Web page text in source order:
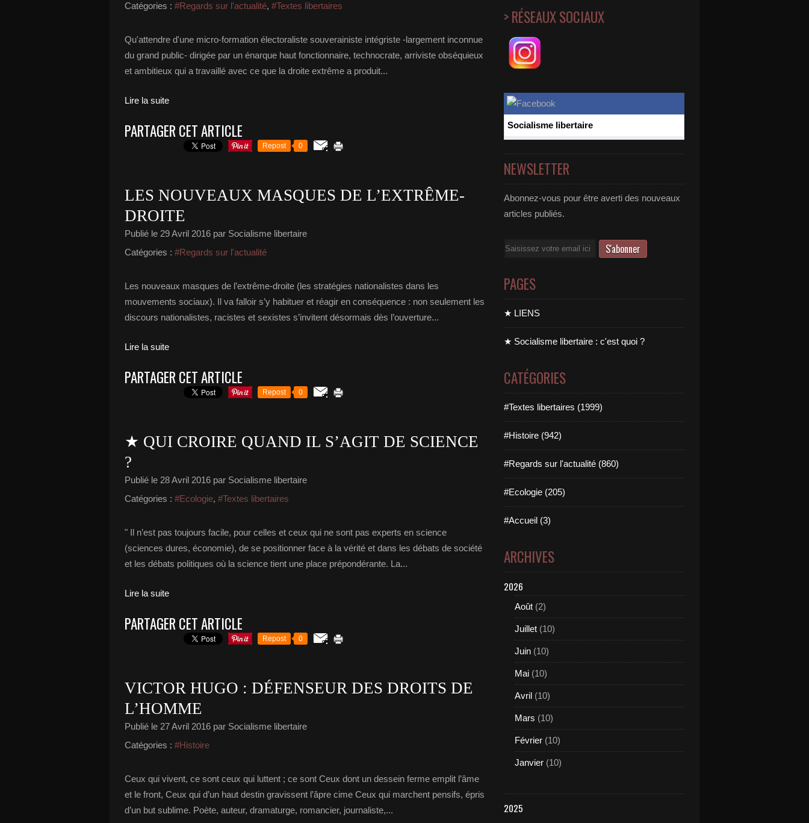
Catégories : #Regards sur l'actualité, #Textes libertaires
Qu'attendre d'une micro-formation électoraliste souverainiste intégriste -largement inconnue
du grand public- dirigée par un énarque haut fonctionnaire, technocrate, arriviste obséquieux
et ambitieux qui a travaillé avec ce que la droite extrême a produit...
Lire la suite
PARTAGER CET ARTICLE
Repost 0
LES NOUVEAUX MASQUES DE L’EXTRÊME-
DROITE
Publié le 29 Avril 2016 par Socialisme libertaire
Catégories : #Regards sur l'actualité
Les nouveaux masques de l’extrême-droite (les stratégies nationalistes dans les
mouvements sociaux). Il va falloir s’y habituer et réagir en conséquence : non seulement les
discours nationalistes, racistes et sexistes s’invitent désormais dès l’ouverture...
Lire la suite
PARTAGER CET ARTICLE
Repost 0
★ QUI CROIRE QUAND IL S’AGIT DE SCIENCE
?
Publié le 28 Avril 2016 par Socialisme libertaire
Catégories : #Ecologie, #Textes libertaires
" Il n’est pas toujours facile, pour celles et ceux qui ne sont pas experts en science
(sciences dures, économie), de se positionner face à la vérité et dans les débats de société
et les débats politiques où la science tient une place prépondérante. La...
Lire la suite
PARTAGER CET ARTICLE
Repost 0
VICTOR HUGO : DÉFENSEUR DES DROITS DE
L’HOMME
Publié le 27 Avril 2016 par Socialisme libertaire
Catégories : #Histoire
Ceux qui vivent, ce sont ceux qui luttent ; ce sont Ceux dont un dessein ferme emplit l’âme
et le front, Ceux qui d’un haut destin gravissent l’âpre cime Ceux qui marchent pensifs, épris
d’un but sublime. Poète, auteur, dramaturge, romancier, journaliste,...
> RÉSEAUX SOCIAUX
Socialisme libertaire
NEWSLETTER
Abonnez-vous pour être averti des nouveaux
articles publiés.
Email
PAGES
★ LIENS
★ Socialisme libertaire : c'est quoi ?
CATÉGORIES
#Textes libertaires (1999)
#Histoire (942)
#Regards sur l'actualité (860)
#Ecologie (205)
#Accueil (3)
ARCHIVES
2026
Août (2)
Juillet (10)
Juin (10)
Mai (10)
Avril (10)
Mars (10)
Février (10)
Janvier (10)
2025